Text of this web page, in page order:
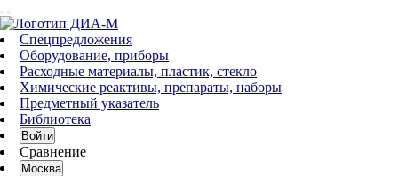
Спецпредложения
Оборудование, приборы
Расходные материалы, пластик, стекло
Химические реактивы, препараты, наборы
Предметный указатель
Библиотека
Войти
Сравнение
Москва